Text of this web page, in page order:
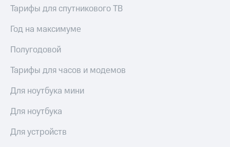
Скидка 30%
МТС
Накопления
Откладывайте
деньги
и получайте
доход 15%
дешевле
с карты
товаров
Скидки
до 40%
на смартфоны
при
Тарифы для спутникового ТВ
Год на максимуме
Полугодовой
Тарифы для часов и модемов
Для ноутбука мини
Для ноутбука
Для устройств